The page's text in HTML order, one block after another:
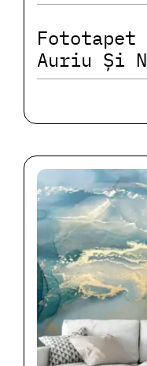
Fototapet
Auriu Și